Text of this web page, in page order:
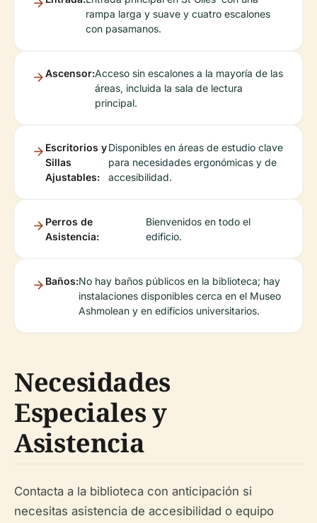
rampa larga y suave y cuatro escalones
con pasamanos.
Ascensor:Acceso sin escalones a la mayoría de las
áreas, incluida la sala de lectura
principal.
Escritorios y
Sillas
Ajustables:
Disponibles en áreas de estudio clave
para necesidades ergonómicas y de
accesibilidad.
Perros de
Asistencia:
Bienvenidos en todo el
edificio.
Baños:No hay baños públicos en la biblioteca; hay
instalaciones disponibles cerca en el Museo
Ashmolean y en edificios universitarios.
Necesidades
Especiales y
Asistencia
Contacta a la biblioteca con anticipación si
necesitas asistencia de accesibilidad o equipo